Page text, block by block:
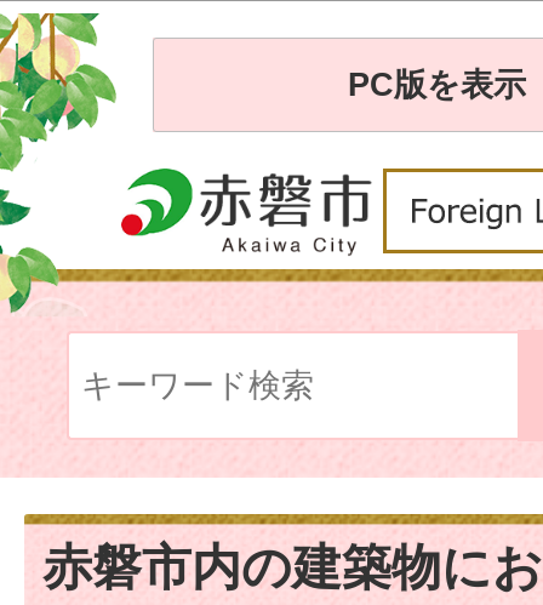
PC版を表示
赤磐市内の建築物に